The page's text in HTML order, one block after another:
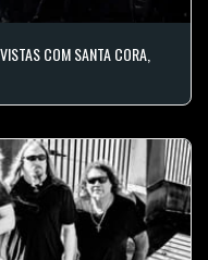
COM SANTA CORA,